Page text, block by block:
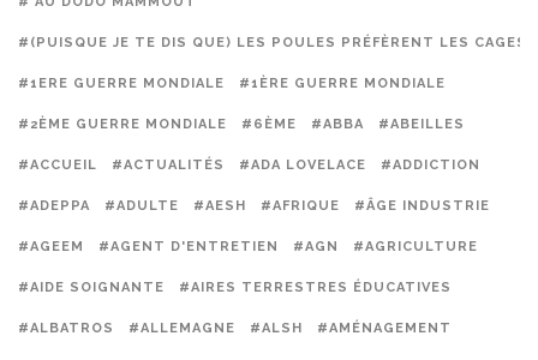
#(PUISQUE JE TE DIS QUE) LES POULES PRÉFÈRENT LES CAGES
#1ERE GUERRE MONDIALE #1ÈRE GUERRE MONDIALE
#2ÈME GUERRE MONDIALE #6ÈME #ABBA #ABEILLES
#ACCUEIL #ACTUALITÉS #ADA LOVELACE #ADDICTION
#ADEPPA #ADULTE #AESH #AFRIQUE #ÂGE INDUSTRIE
#AGEEM #AGENT D'ENTRETIEN #AGN #AGRICULTURE
#AIDE SOIGNANTE #AIRES TERRESTRES ÉDUCATIVES
#ALBATROS #ALLEMAGNE #ALSH #AMÉNAGEMENT